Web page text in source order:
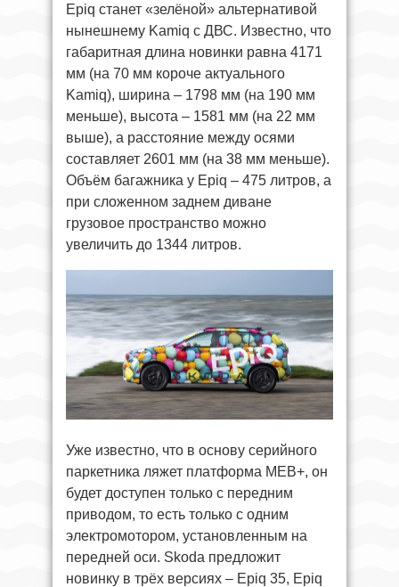
Epiq станет «зелёной» альтернативой
нынешнему Kamiq с ДВС. Известно, что
габаритная длина новинки равна 4171
мм (на 70 мм короче актуального
Kamiq), ширина – 1798 мм (на 190 мм
меньше), высота – 1581 мм (на 22 мм
выше), а расстояние между осями
составляет 2601 мм (на 38 мм меньше).
Объём багажника у Epiq – 475 литров, а
при сложенном заднем диване
грузовое пространство можно
увеличить до 1344 литров.
Уже известно, что в основу серийного
паркетника ляжет платформа MEB+, он
будет доступен только с передним
приводом, то есть только с одним
электромотором, установленным на
передней оси. Skoda предложит
новинку в трёх версиях – Epiq 35, Epiq